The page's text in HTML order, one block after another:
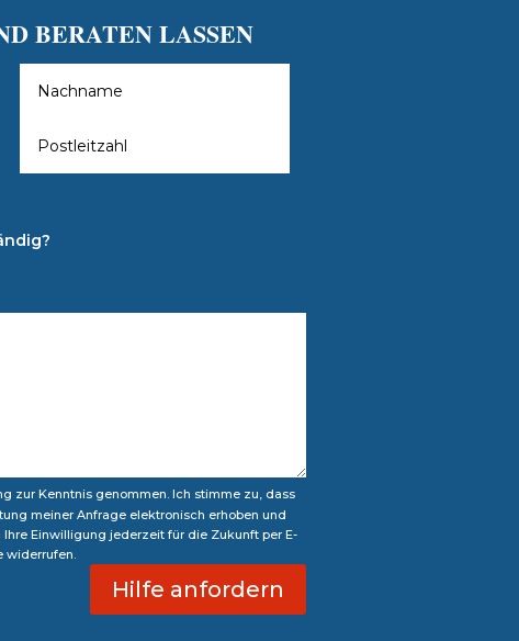
BERATEN LASSEN
zur Kenntnis genommen. Ich stimme zu, dass
meiner Anfrage elektronisch erhoben und
Einwilligung jederzeit für die Zukunft per E-
widerrufen.
Hilfe anfordern